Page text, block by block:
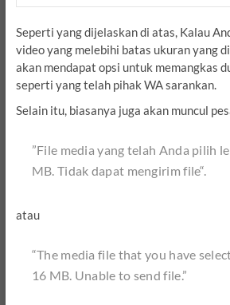
Seperti yang dijelaskan di atas, Kalau
video yang melebihi batas ukuran yang
akan mendapat opsi untuk memangkas
seperti yang telah pihak WA sarankan.
Selain itu, biasanya juga akan muncul
”File media yang telah Anda pilih
MB. Tidak dapat mengirim file“.
atau
“The media file that you have
16 MB. Unable to send file.”